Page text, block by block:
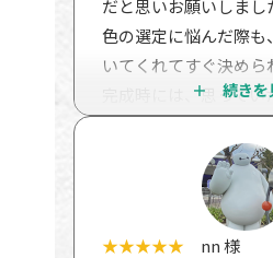
丁寧できれいな仕事を
当にありがとうござい
だと思いお願いしまし
色の選定に悩んだ際も
いてくれてすぐ決めら
完成時には、思ってい
に仕上がっていて、家
また何か困った際には
る会社だなと感じまし
★★★★★ nn 様